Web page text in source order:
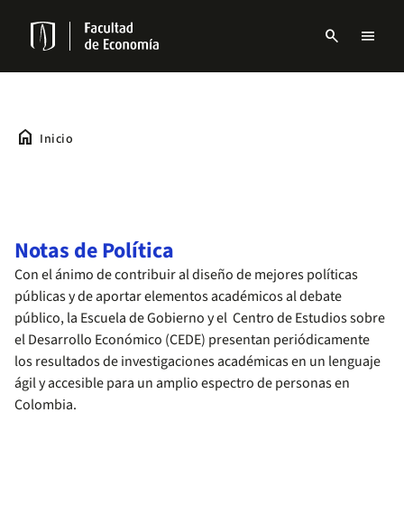
contenido
principal
Navbar
search menu
home Inicio
Notas de Política
Con el ánimo de contribuir al diseño de mejores políticas
públicas y de aportar elementos académicos al debate
público, la Escuela de Gobierno y el Centro de Estudios sobre
el Desarrollo Económico (CEDE) presentan periódicamente
los resultados de investigaciones académicas en un lenguaje
ágil y accesible para un amplio espectro de personas en
Colombia.